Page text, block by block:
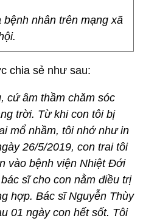
nhân trên mạng xã
chia sẻ như sau:
cứ âm thầm chăm sóc
trời. Từ khi con tôi bị
mổ nhầm, tôi nhớ như in
26/5/2019, con trai tôi
vào bệnh viện Nhiệt Đới
sĩ cho con nằm điều trị
hợp. Bác sĩ Nguyễn Thùy
01 ngày con hết sốt. Tôi